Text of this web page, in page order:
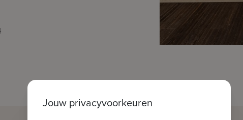
Jouw privacyvoorkeuren